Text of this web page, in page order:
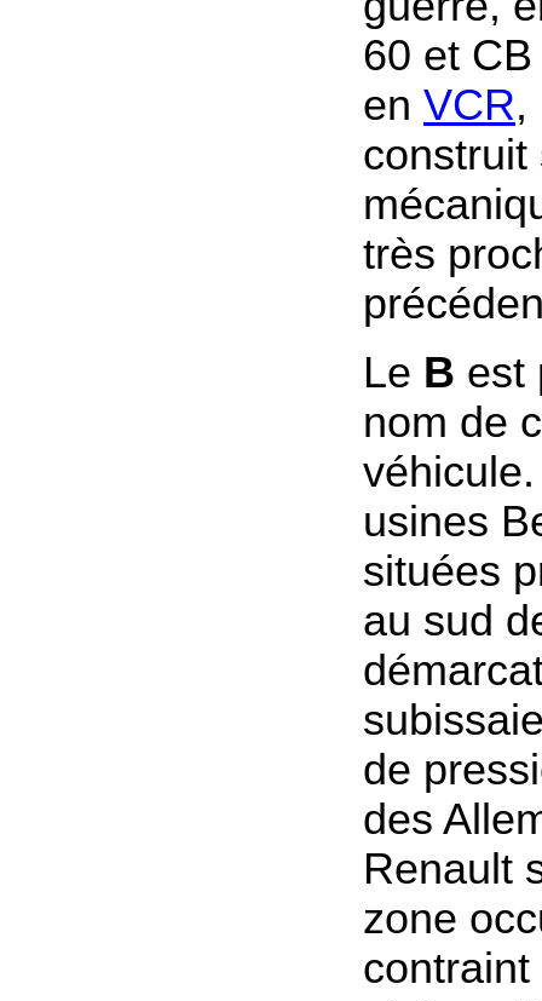
60 et
en VCR,
construit
très
Le B est
nom de
usines
situées
au sud
de
des
Renault
zone